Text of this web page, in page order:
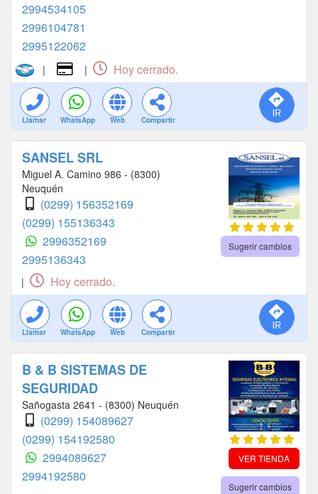
2994534105
2996104781
2995122062
| | Hoy cerrado.
Llamar WhatsApp Web Compartir
SANSEL SRL
Miguel A. Camino 986 - (8300)
Neuquén
(0299) 156352169
(0299) 155136343
2996352169
2995136343
Sugerir cambios
| Hoy cerrado.
Llamar WhatsApp Web Compartir
B & B SISTEMAS DE
SEGURIDAD
Sañogasta 2641 - (8300) Neuquén
(0299) 154089627
(0299) 154192580
2994089627
2994192580
VER TIENDA
Sugerir cambios